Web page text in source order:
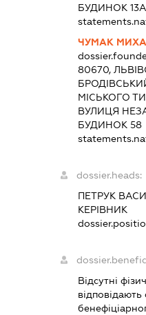
БУДИНОК 13А
ЧУМАК
80670,
МІСЬКОГО
ВУЛИЦЯ
БУДИНОК 58
dossier.heads:
ПЕТРУК
КЕРІВНИК
Відсутні
відповідають